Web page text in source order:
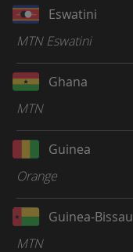
Eswatini
MTN Eswatini
Ghana
MTN
Guinea
Orange
Guinea-Bissau
MTN